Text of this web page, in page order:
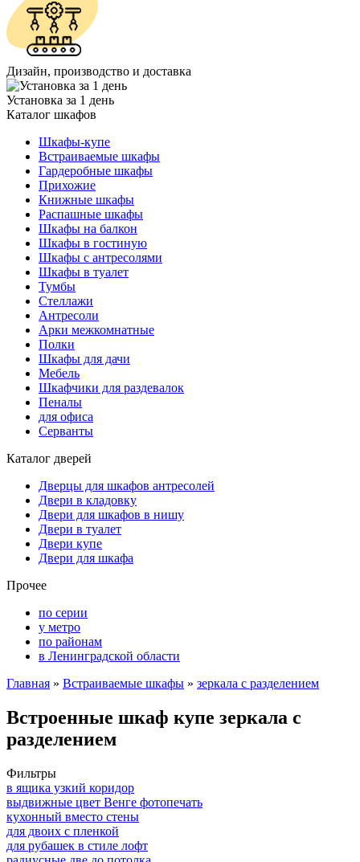
Дизайн, производство и доставка
Установка за 1 день
Каталог шкафов
Шкафы-купе
Встраиваемые шкафы
Гардеробные шкафы
Прихожие
Книжные шкафы
Распашные шкафы
Шкафы на балкон
Шкафы в гостиную
Шкафы с антресолями
Шкафы в туалет
Тумбы
Стеллажи
Антресоли
Арки межкомнатные
Полки
Шкафы для дачи
Мебель
Шкафчики для раздевалок
Пеналы
для офиса
Серванты
Каталог дверей
Дверцы для шкафов антресолей
Двери в кладовку
Двери для шкафов в нишу
Двери в туалет
Двери купе
Двери для шкафа
Прочее
по серии
у метро
по районам
в Ленинградской области
Главная » Встраиваемые шкафы » зеркала с разделением
Встроенные шкаф купе зеркала с
разделением
Фильтры
в ящика узкий коридор
выдвижные цвет Венге фотопечать
кухонный вместо стены
для двоих с пленкой
для рубашек в стиле лофт